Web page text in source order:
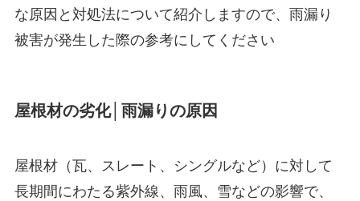
な原因と対処法について紹介しますので、雨漏り
被害が発生した際の参考にしてください
屋根材の劣化│雨漏りの原因
屋根材（瓦、スレート、シングルなど）に対して
長期間にわたる紫外線、雨風、雪などの影響で、